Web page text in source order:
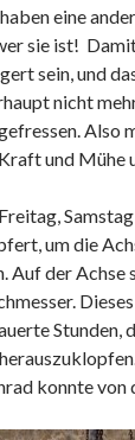
eine
sie ist!
sein, und
nicht
Also
und Mühe
um die
Auf der
Stunden,
konnte von